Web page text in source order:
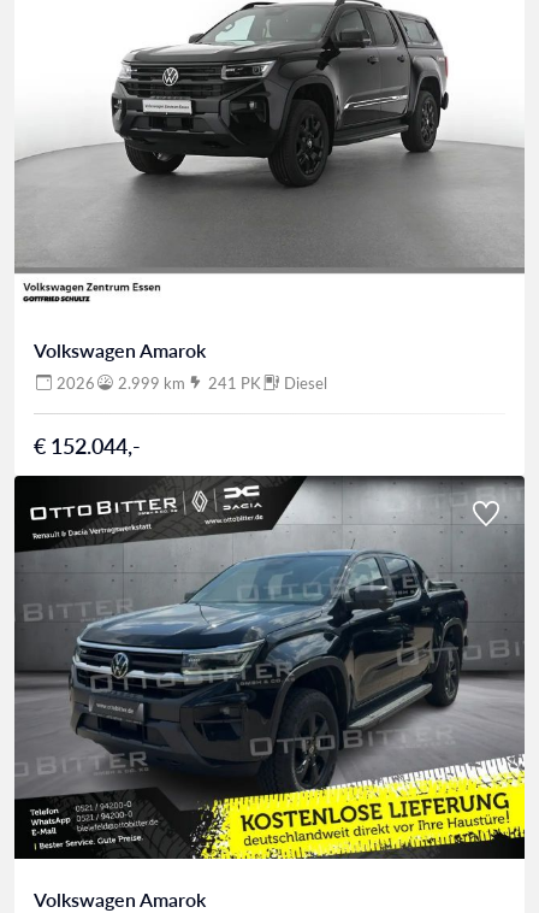
Volkswagen Amarok
2026 2.999 km 241 PK Diesel
€ 152.044,-
Volkswagen Amarok